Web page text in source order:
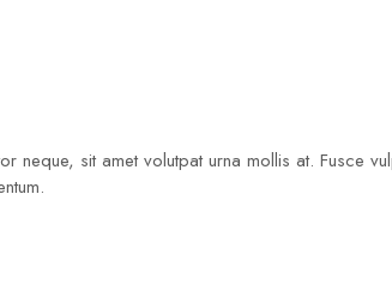
sit amet volutpat urna mollis at. Fusce